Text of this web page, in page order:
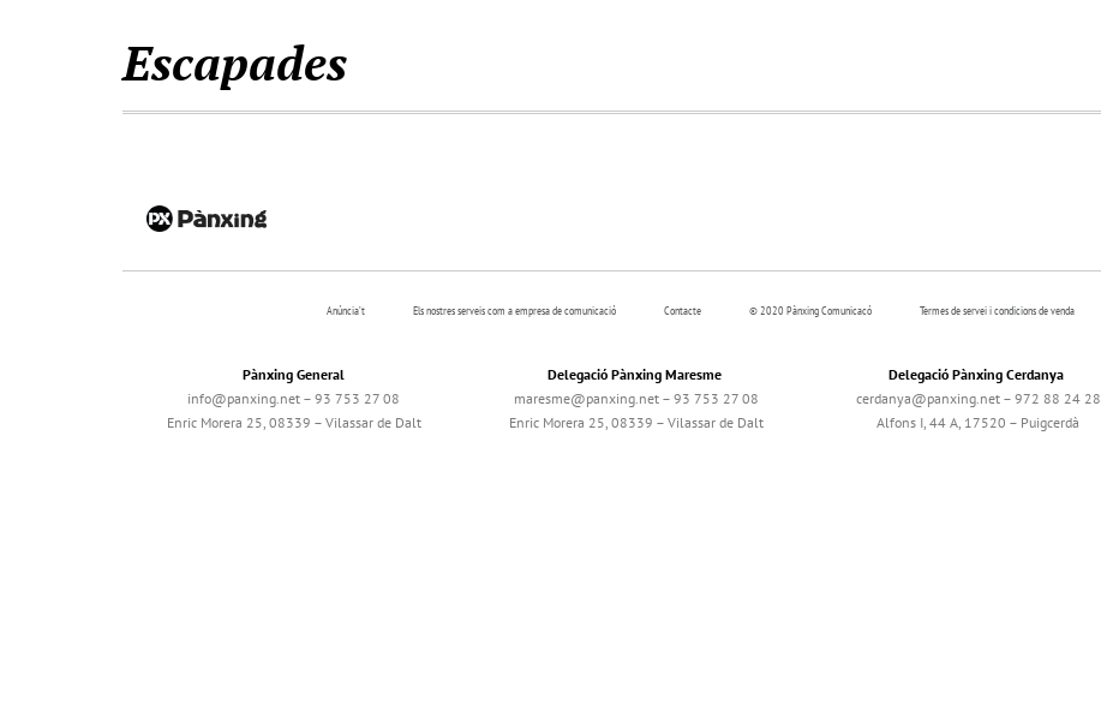
Escapades
Anúncia’t Els nostres serveis com a empresa de comunicació Contacte © 2020 Pànxing Comunicacó Termes de servei i condicions de venda
Pànxing General
info@panxing.net – 93 753 27 08
Enric Morera 25, 08339 – Vilassar de Dalt
Delegació Pànxing Maresme
maresme@panxing.net – 93 753 27 08
Enric Morera 25, 08339 – Vilassar de Dalt
Delegació Pànxing Cerdanya
cerdanya@panxing.net – 972 88 24 28
Alfons I, 44 A, 17520 – Puigcerdà